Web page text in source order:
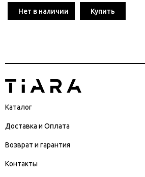
Нет в наличии Купить
Каталог
Доставка и Оплата
Возврат и гарантия
Контакты